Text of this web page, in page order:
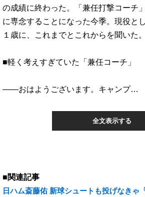
の成績に終わった。「兼任打撃コーチ
に専念することになった今季。現役と
１歳に、これまでとこれからを聞いた。
■軽く考えすぎていた「兼任コーチ」
――おはようございます。キャンプ…
全文表示する
■関連記事
日ハム斎藤佑 新球シュートも投げなきゃ